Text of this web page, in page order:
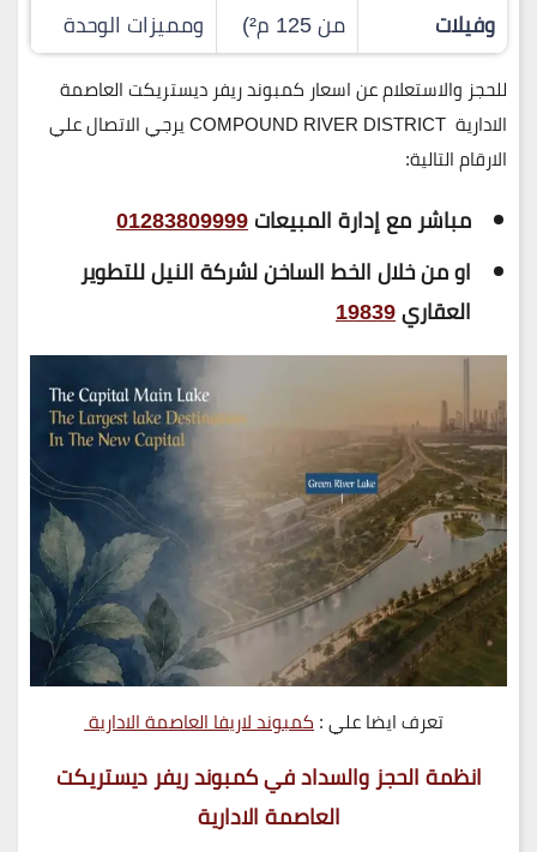
وفيلات
من 125 م²)
ومميزات الوحدة
للحجز والاستعلام عن اسعار كمبوند ريفر ديستريكت العاصمة
الادارية COMPOUND RIVER DISTRICT يرجي الاتصال علي
الارقام التالية:
مباشر مع إدارة المبيعات01283809999
او من خلال الخط الساخن لشركة النيل للتطوير
العقاري19839
تعرف ايضا علي :كمبوند لاريفا العاصمة الادارية
انظمة الحجز والسداد في كمبوند ريفر ديستريكت
العاصمة الادارية